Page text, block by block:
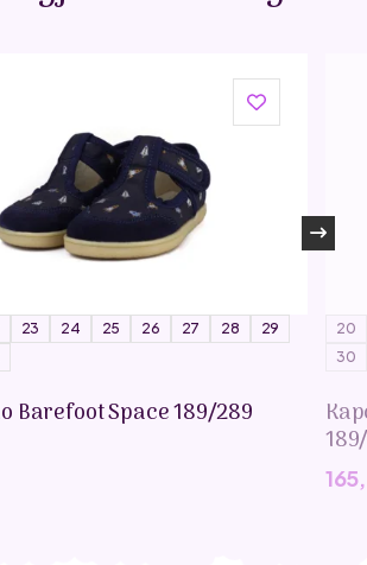
23 24 25 26 27 28
29
Barefoot Space 189/289
20
30